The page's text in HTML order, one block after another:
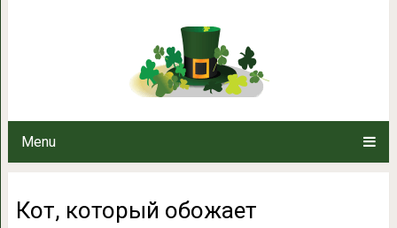
Menu
Кот, который
Кот, который обожает